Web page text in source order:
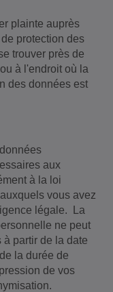
plainte auprès
protection des
trouver près de
à l'endroit où la
des données est
aux
à la loi
vous avez
légale. La
ne peut
partir de la date
la durée de
de vos